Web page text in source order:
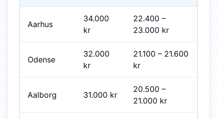
Aarhus
34.000
kr
22.400 –
23.000 kr
Odense
32.000
kr
21.100 – 21.600
kr
Aalborg 31.000 kr
20.500 –
21.000 kr